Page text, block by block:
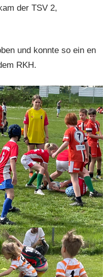
der TSV 2,
und konnte so ein en
RKH.